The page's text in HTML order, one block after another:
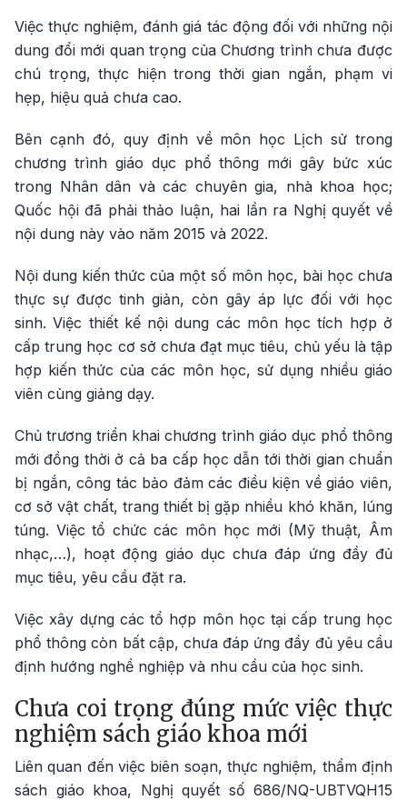
Việc thực nghiệm, đánh giá tác động đối với những nội
dung đổi mới quan trọng của Chương trình chưa được
chú trọng, thực hiện trong thời gian ngắn, phạm vi
hẹp, hiệu quả chưa cao.
Bên cạnh đó, quy định về môn học Lịch sử trong
chương trình giáo dục phổ thông mới gây bức xúc
trong Nhân dân và các chuyên gia, nhà khoa học;
Quốc hội đã phải thảo luận, hai lần ra Nghị quyết về
nội dung này vào năm 2015 và 2022.
Nội dung kiến thức của một số môn học, bài học chưa
thực sự được tinh giản, còn gây áp lực đối với học
sinh. Việc thiết kế nội dung các môn học tích hợp ở
cấp trung học cơ sở chưa đạt mục tiêu, chủ yếu là tập
hợp kiến thức của các môn học, sử dụng nhiều giáo
viên cùng giảng dạy.
Chủ trương triển khai chương trình giáo dục phổ thông
mới đồng thời ở cả ba cấp học dẫn tới thời gian chuẩn
bị ngắn, công tác bảo đảm các điều kiện về giáo viên,
cơ sở vật chất, trang thiết bị gặp nhiều khó khăn, lúng
túng. Việc tổ chức các môn học mới (Mỹ thuật, Âm
nhạc,…), hoạt động giáo dục chưa đáp ứng đầy đủ
mục tiêu, yêu cầu đặt ra.
Việc xây dựng các tổ hợp môn học tại cấp trung học
phổ thông còn bất cập, chưa đáp ứng đầy đủ yêu cầu
định hướng nghề nghiệp và nhu cầu của học sinh.
Chưa coi trọng đúng mức việc thực
nghiệm sách giáo khoa mới
Liên quan đến việc biên soạn, thực nghiệm, thẩm định
sách giáo khoa, Nghị quyết số 686/NQ-UBTVQH15